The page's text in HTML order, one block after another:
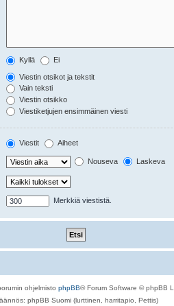
Kyllä Ei
Viestin otsikot ja tekstit
Vain teksti
Viestin otsikko
Viestiketjujen ensimmäinen viesti
Viestit Aiheet
Nouseva Laskeva
Merkkiä viestistä.
ohjelmisto phpBB® Forum Software © phpBB
phpBB Suomi (lurttinen, harritapio, Pettis)